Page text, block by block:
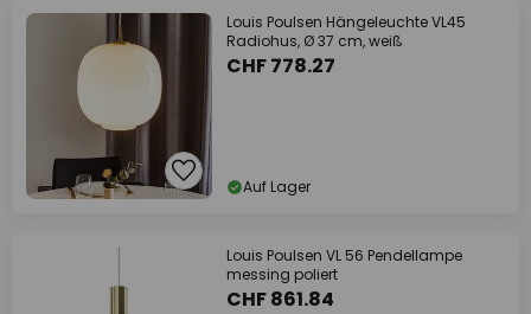
Louis Poulsen Hängeleuchte VL45
Radiohus, Ø 37 cm, weiß
CHF 778.27
Auf Lager
Louis Poulsen VL 56 Pendellampe
messing poliert
CHF 861.84